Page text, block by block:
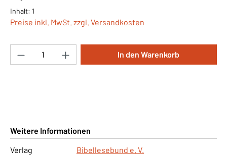
Inhalt: 1
Preise inkl. MwSt. zzgl. Versandkosten
Produkt Anzahl: Gib den gewünschten
In den Warenkorb
Weitere Informationen
Verlag
Bibellesebund e. V.